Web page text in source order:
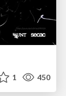
1 450